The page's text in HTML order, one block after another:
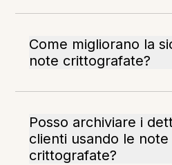
Come migliorano la
note crittografate?
Posso archiviare i
clienti usando le note
crittografate?